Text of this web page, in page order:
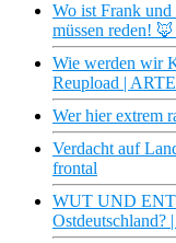
Wo ist Frank
müssen reden!
Wie werden wir
Reupload | ARTE
Wer hier extrem
Verdacht auf
frontal
WUT UND